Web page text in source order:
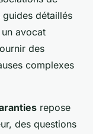
détaillés
avocat
des
complexes
repose
des questions